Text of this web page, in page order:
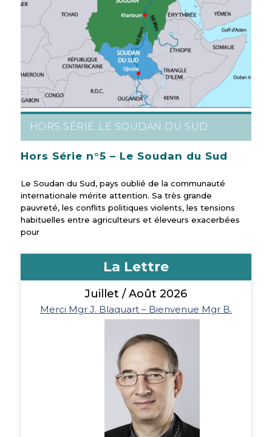
HORS SÉRIE LE SOUDAN DU SUD
Hors Série n°5 – Le Soudan du Sud
Le Soudan du Sud, pays oublié de la communauté
internationale mérite attention. Sa très grande
pauvreté, les conflits politiques violents, les tensions
habituelles entre agriculteurs et éleveurs exacerbées
pour
› »
La Lettre
Juillet / Août 2026
Merci Mgr J. Blaquart – Bienvenue Mgr B.